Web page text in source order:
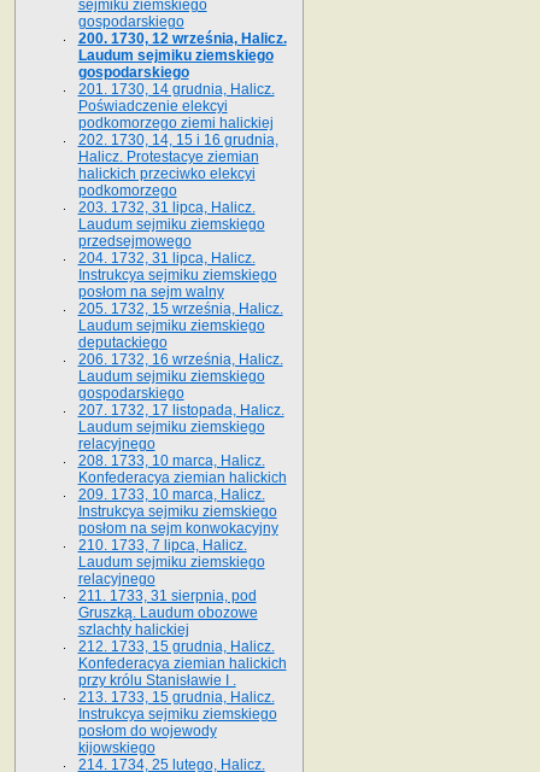
sejmiku ziemskiego
gospodarskiego
200. 1730, 12 września, Halicz.
Laudum sejmiku ziemskiego
gospodarskiego
201. 1730, 14 grudnia, Halicz.
Poświadczenie elekcyi
podkomorzego ziemi halickiej
202. 1730, 14, 15 i 16 grudnia,
Halicz. Protestacye ziemian
halickich przeciwko elekcyi
podkomorzego
203. 1732, 31 lipca, Halicz.
Laudum sejmiku ziemskiego
przedsejmowego
204. 1732, 31 lipca, Halicz.
Instrukcya sejmiku ziemskiego
posłom na sejm walny
205. 1732, 15 września, Halicz.
Laudum sejmiku ziemskiego
deputackiego
206. 1732, 16 września, Halicz.
Laudum sejmiku ziemskiego
gospodarskiego
207. 1732, 17 listopada, Halicz.
Laudum sejmiku ziemskiego
relacyjnego
208. 1733, 10 marca, Halicz.
Konfederacya ziemian halickich­
209. 1733, 10 marca, Halicz.
Instrukcya sejmiku ziemskiego
posłom na sejm konwokacyjny
210. 1733, 7 lipca, Halicz.
Laudum sejmiku ziemskiego
relacyjnego
211. 1733, 31 sierpnia, pod
Gruszką. Laudum obozowe
szlachty halickiej
212. 1733, 15 grudnia, Halicz.
Konfederacya ziemian halickich
przy królu Stanisławie I .
213. 1733, 15 grudnia, Halicz.
Instrukcya sejmiku ziemskiego
posłom do wojewody
kijowskiego
214. 1734, 25 lutego, Halicz.